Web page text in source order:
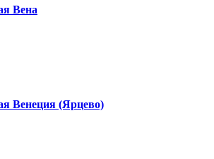
Вена
Венеция (Ярцево)